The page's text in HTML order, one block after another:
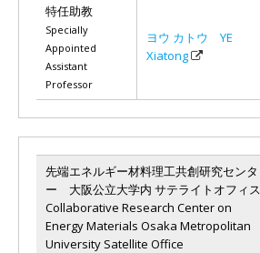
特任助教
Specially
Appointed
Assistant
Professor
ヨウ カトウ YE
Xiatong
先端エネルギー材料理工共創研究センタ
ー 大阪公立大学内 サテライトオフィス
Collaborative Research Center on
Energy Materials Osaka Metropolitan
University Satellite Office